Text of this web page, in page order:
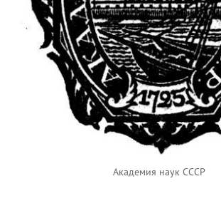
Академия наук СССР